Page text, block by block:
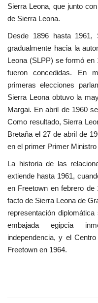
Nasser Fellowship para
Internacional
Nuestras Referencias
Ciudadano Global
Líderes
Documentos
Oportunidades
vídeos
Los colaboradores
Los patrocinios
Galería
Sierra Leona, que junto
de Sierra Leona.
Desde 1896 hasta 1961,
gradualmente hacia la
Leona (SLPP) se formó en
fueron concedidas. En
primeras elecciones
Sierra Leona obtuvo la
Margai. En abril de 1960
Como resultado, Sierra
Bretaña el 27 de abril de
en el primer Primer
La historia de las
extiende hasta 1961,
en Freetown en febrero de
facto de Sierra Leona de
representación
embajada egipcia
independencia, y el
Freetown en 1964.